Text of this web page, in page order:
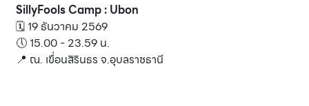
SillyFools Camp : Ubon
🗓️ 19 ธันวาคม 2569
🕔 15.00 - 23.59 น.
📍 ณ. เขื่อนสิรินธร จ.อุบลราชธานี